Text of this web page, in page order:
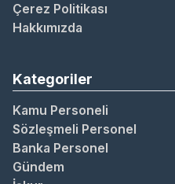
Çerez Politikası
Hakkımızda
Kategoriler
Kamu Personeli
Sözleşmeli Personel
Banka Personel
Gündem